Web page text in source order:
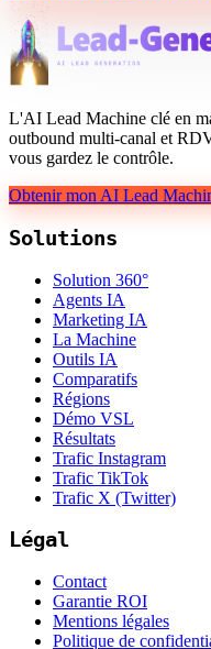
L'AI Lead Machine clé en
outbound multi-canal et
vous gardez le contrôle.
Obtenir mon AI Lead
Solutions
Solution 360°
Agents IA
Marketing IA
La Machine
Outils IA
Comparatifs
Régions
Démo VSL
Résultats
Trafic Instagram
Trafic TikTok
Trafic X (Twitter)
Légal
Contact
Garantie ROI
Mentions légales
Politique de